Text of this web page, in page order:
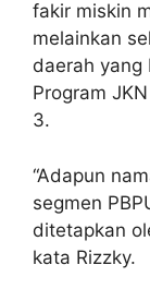
fakir miskin
melainkan
daerah
Program
3.
“Adapun
segmen
ditetapkan
kata Rizzky.